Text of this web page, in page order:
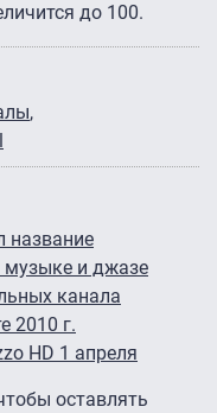
до 100.
название
музыке и джазе
канала
2010 г.
HD 1 апреля
оставлять